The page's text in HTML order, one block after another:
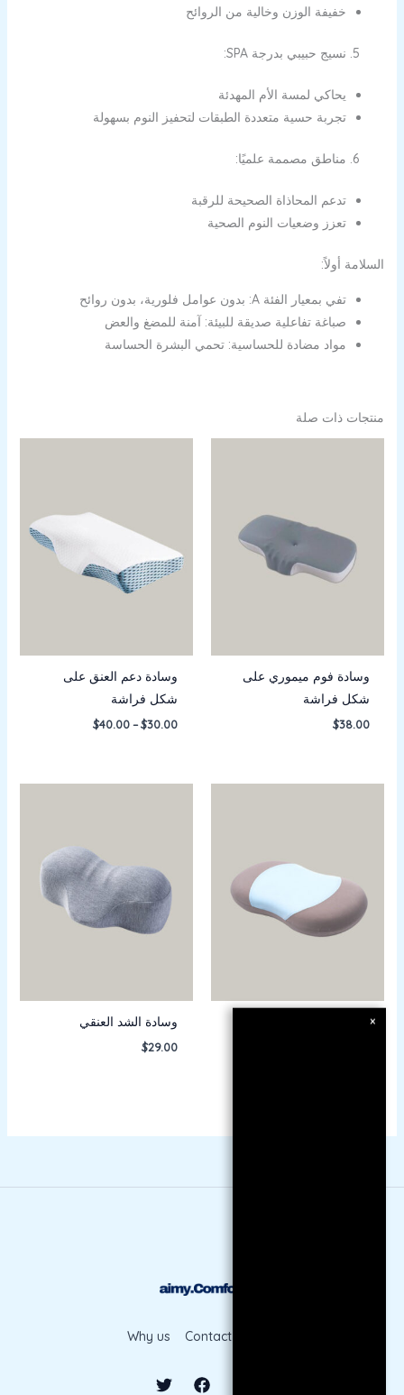
خفيفة الوزن وخالية من الروائح
نسيج حبيبي بدرجة SPA:
يحاكي لمسة الأم المهدئة
تجربة حسية متعددة الطبقات لتحفيز النوم بسهولة
مناطق مصممة علميًا:
تدعم المحاذاة الصحيحة للرقبة
تعزز وضعيات النوم الصحية
السلامة أولاً:
تفي بمعيار الفئة A: بدون عوامل فلورية، بدون روائح
صباغة تفاعلية صديقة للبيئة: آمنة للمضغ والعض
مواد مضادة للحساسية: تحمي البشرة الحساسة
منتجات ذات صلة
وسادة فوم ميموري على
شكل فراشة
$38.00
وسادة دعم العنق على
شكل فراشة
$30.00
–
$40.00
⁦$40.00⁩
وسادة الشد العنقي
$29.00
Contact
Why us
×